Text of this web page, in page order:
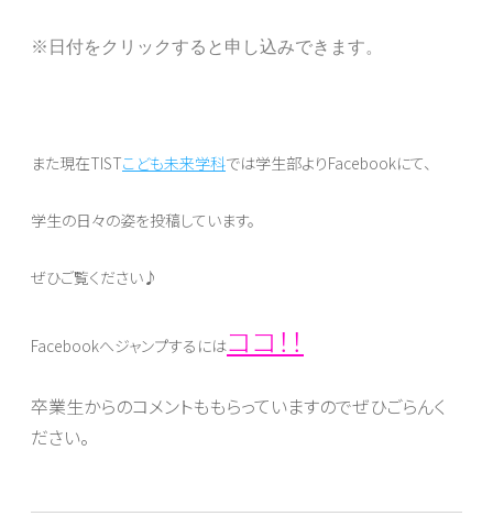
※日付をクリックすると申し込みできます。
また現在TISTこども未来学科では学生部よりFacebookにて、
学生の日々の姿を投稿しています。
ぜひご覧ください♪
Facebookへジャンプするにはココ！！
卒業生からのコメントももらっていますのでぜひごらんく
ださい。